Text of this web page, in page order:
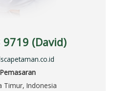
(David)
Timur, Indonesia